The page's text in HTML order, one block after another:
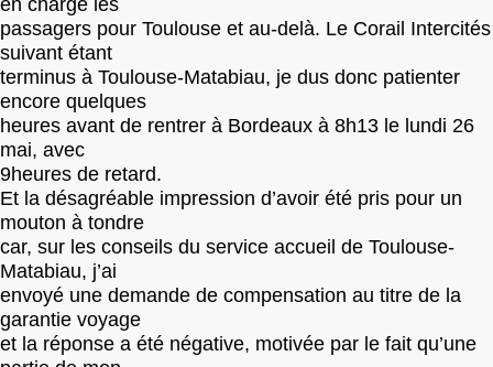
en charge les
passagers pour Toulouse et au-delà. Le Corail Intercités
suivant étant
terminus à Toulouse-Matabiau, je dus donc patienter
encore quelques
heures avant de rentrer à Bordeaux à 8h13 le lundi 26
mai, avec
9heures de retard.
Et la désagréable impression d’avoir été pris pour un
mouton à tondre
car, sur les conseils du service accueil de Toulouse-
Matabiau, j’ai
envoyé une demande de compensation au titre de la
garantie voyage
et la réponse a été négative, motivée par le fait qu’une